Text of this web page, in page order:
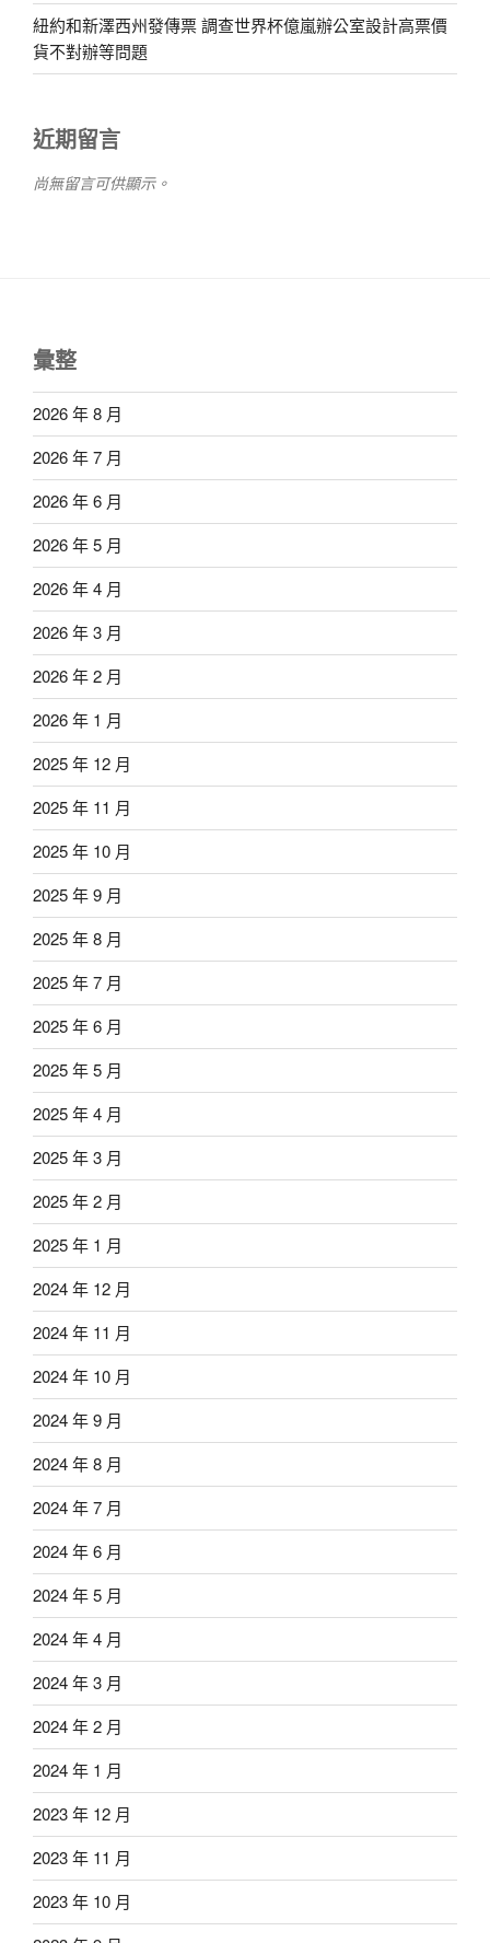
紐約和新澤西州發傳票 調查世界杯億嵐辦公室設計高票價
貨不對辦等問題
近期留言
尚無留言可供顯示。
彙整
2026 年 8 月
2026 年 7 月
2026 年 6 月
2026 年 5 月
2026 年 4 月
2026 年 3 月
2026 年 2 月
2026 年 1 月
2025 年 12 月
2025 年 11 月
2025 年 10 月
2025 年 9 月
2025 年 8 月
2025 年 7 月
2025 年 6 月
2025 年 5 月
2025 年 4 月
2025 年 3 月
2025 年 2 月
2025 年 1 月
2024 年 12 月
2024 年 11 月
2024 年 10 月
2024 年 9 月
2024 年 8 月
2024 年 7 月
2024 年 6 月
2024 年 5 月
2024 年 4 月
2024 年 3 月
2024 年 2 月
2024 年 1 月
2023 年 12 月
2023 年 11 月
2023 年 10 月